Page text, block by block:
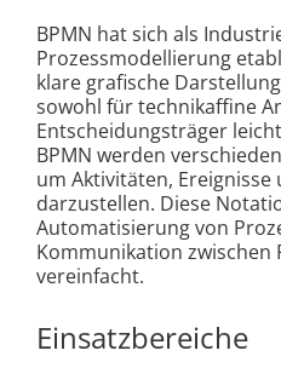
BPMN hat sich als
Prozessmodellierung
klare grafische
sowohl für technikaffine
Entscheidungsträger
BPMN werden
um Aktivitäten,
darzustellen. Diese
Automatisierung von
Kommunikation zwischen
vereinfacht.
Einsatzbereiche